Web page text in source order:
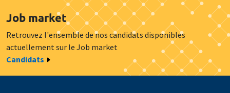
Job market
Retrouvez l'ensemble de nos candidats disponibles
actuellement sur le Job market
Candidats